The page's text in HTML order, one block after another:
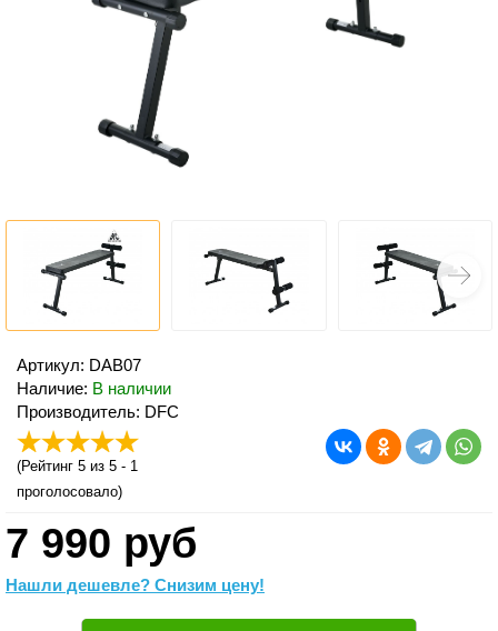
Артикул: DAB07
Наличие: В наличии
Производитель: DFC
(Рейтинг 5 из 5 - 1
проголосовало)
7 990 руб
Нашли дешевле? Снизим цену!